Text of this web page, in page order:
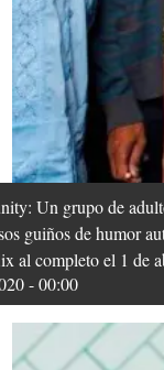
Un grupo de
guiños de humor
al completo el 1 de
- 00:00